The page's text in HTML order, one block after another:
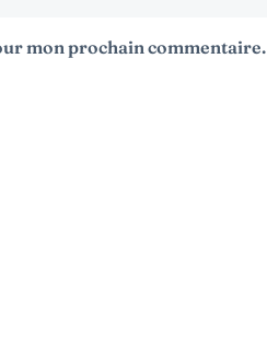
mon prochain commentaire.